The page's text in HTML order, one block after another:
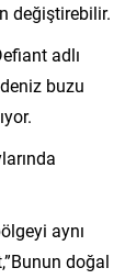
değiştirebilir.
adlı
buzu
aynı
doğal